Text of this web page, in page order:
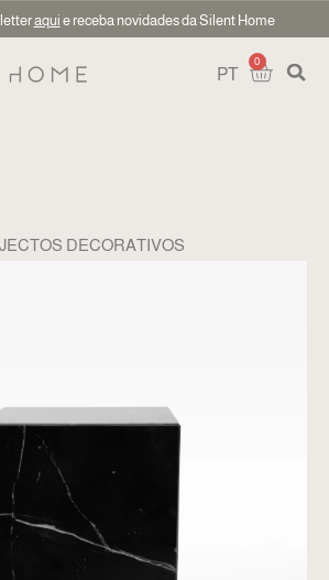
aqui e receba novidades da Silent Home
PT
0
DECORATIVOS